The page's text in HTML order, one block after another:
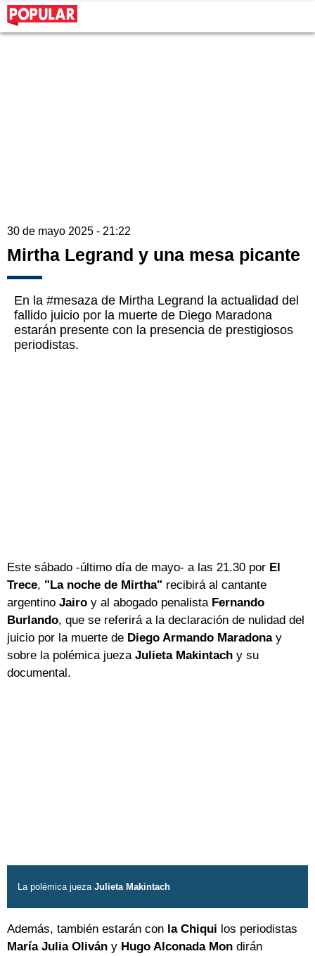
30 de mayo 2025 - 21:22
Mirtha Legrand y una mesa picante
En la #mesaza de Mirtha Legrand la actualidad del
fallido juicio por la muerte de Diego Maradona
estarán presente con la presencia de prestigiosos
periodistas.
Este sábado -último día de mayo- a las 21.30 por El
Trece, "La noche de Mirtha" recibirá al cantante
argentino Jairo y al abogado penalista Fernando
Burlando, que se referirá a la declaración de nulidad del
juicio por la muerte de Diego Armando Maradonay
sobre la polémica jueza Julieta Makintach y su
documental.
La polémica jueza Julieta Makintach
Además, también estarán con la Chiqui los periodistas
María Julia Oliván y Hugo Alconada Mon dirán